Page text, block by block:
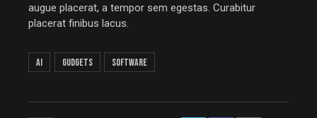
augue placerat, a tempor sem egestas. Curabitur
placerat finibus lacus.
AI Gudgets Software